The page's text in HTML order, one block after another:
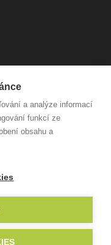
a analýze informací
funkcí ze
obsahu a